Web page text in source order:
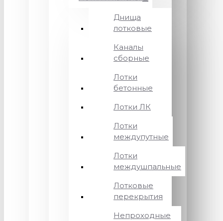
Днища
лотковые
Каналы
сборные
Лотки
бетонные
Лотки ЛК
Лотки
междупутные
Лотки
междушпальные
Лотковые
перекрытия
Непроходные